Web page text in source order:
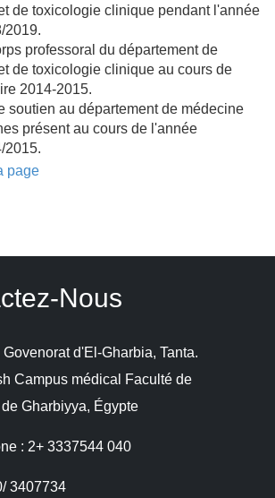
de toxicologie clinique pendant l'année
2019.
professoral du département de
de toxicologie clinique au cours de
2014-2015.
soutien au département de médecine
présent au cours de l'année
2015.
page
Nous
d'El-Gharbia, Tanta.
Campus médical Faculté de
Gharbiyya, Égypte
: 2+ 3337544 040
3407734